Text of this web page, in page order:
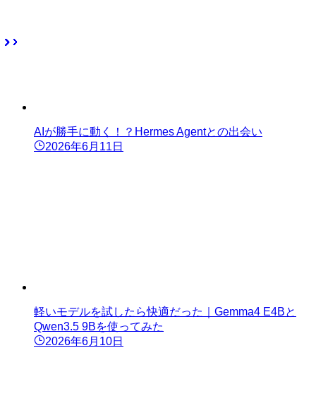
AIが勝手に動く！？Hermes Agentとの出会い
2026年6月11日
軽いモデルを試したら快適だった｜Gemma4 E4Bと
Qwen3.5 9Bを使ってみた
2026年6月10日